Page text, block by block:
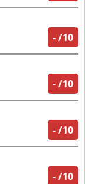
-/10
-/10
-/10
-/10